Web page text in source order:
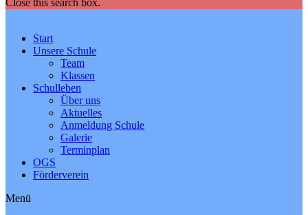
Close this search box.
Start
Unsere Schule
Team
Klassen
Schulleben
Über uns
Aktuelles
Anmeldung Schule
Galerie
Terminplan
OGS
Förderverein
Menü